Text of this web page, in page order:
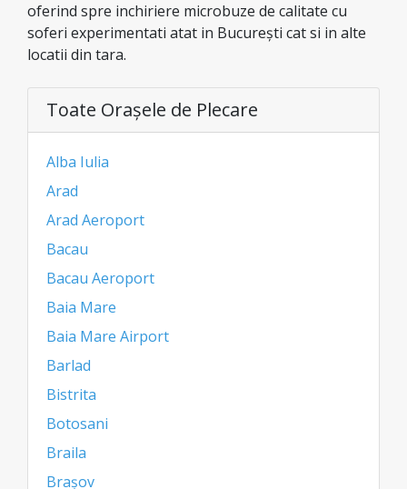
oferind spre inchiriere microbuze de calitate cu
soferi experimentati atat in București cat si in alte
locatii din tara.
Toate Oraşele de Plecare
Alba Iulia
Arad
Arad Aeroport
Bacau
Bacau Aeroport
Baia Mare
Baia Mare Airport
Barlad
Bistrita
Botosani
Braila
Brașov